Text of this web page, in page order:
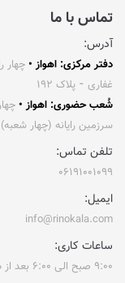
تماس با ما
آدرس:
دفتر مرکزی: اهواز • چهار
غفاری ⁃ پلاک ۱۹۲
شُعب حضوری: اهواز •
سرزمین رایانه (چهار شعبه)
تلفن تماس:
۰۶۱۹۱۰۰۱۰۹۹
ایمیل:
info@rinokala.com
ساعات کاری:
۹:۰۰ صبح الی ۶:۰۰ بعد از ظهر